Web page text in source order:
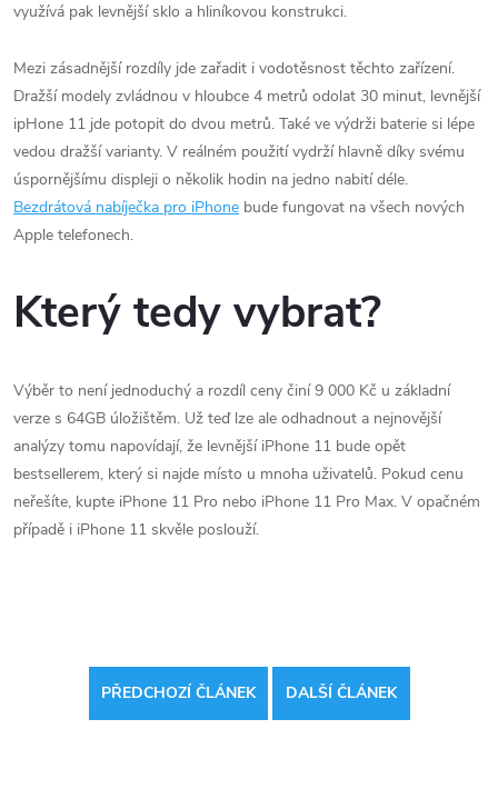
využívá pak levnější sklo a hliníkovou konstrukci.
Mezi zásadnější rozdíly jde zařadit i vodotěsnost těchto zařízení.
Dražší modely zvládnou v hloubce 4 metrů odolat 30 minut, levnější
ipHone 11 jde potopit do dvou metrů. Také ve výdrži baterie si lépe
vedou dražší varianty. V reálném použití vydrží hlavně díky svému
úspornějšímu displeji o několik hodin na jedno nabití déle.
Bezdrátová nabíječka pro iPhone bude fungovat na všech nových
Apple telefonech.
Který tedy vybrat?
Výběr to není jednoduchý a rozdíl ceny činí 9 000 Kč u základní
verze s 64GB úložištěm. Už teď lze ale odhadnout a nejnovější
analýzy tomu napovídají, že levnější iPhone 11 bude opět
bestsellerem, který si najde místo u mnoha uživatelů. Pokud cenu
neřešíte, kupte iPhone 11 Pro nebo iPhone 11 Pro Max. V opačném
případě i iPhone 11 skvěle poslouží.
PŘEDCHOZÍ ČLÁNEK DALŠÍ ČLÁNEK